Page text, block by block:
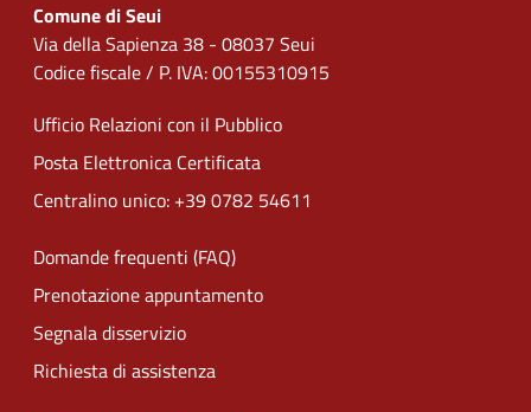
Comune di Seui
Via della Sapienza 38 - 08037 Seui
Codice fiscale / P. IVA: 00155310915
Ufficio Relazioni con il Pubblico
Posta Elettronica Certificata
Centralino unico: +39 0782 54611
Domande frequenti (FAQ)
Prenotazione appuntamento
Segnala disservizio
Richiesta di assistenza